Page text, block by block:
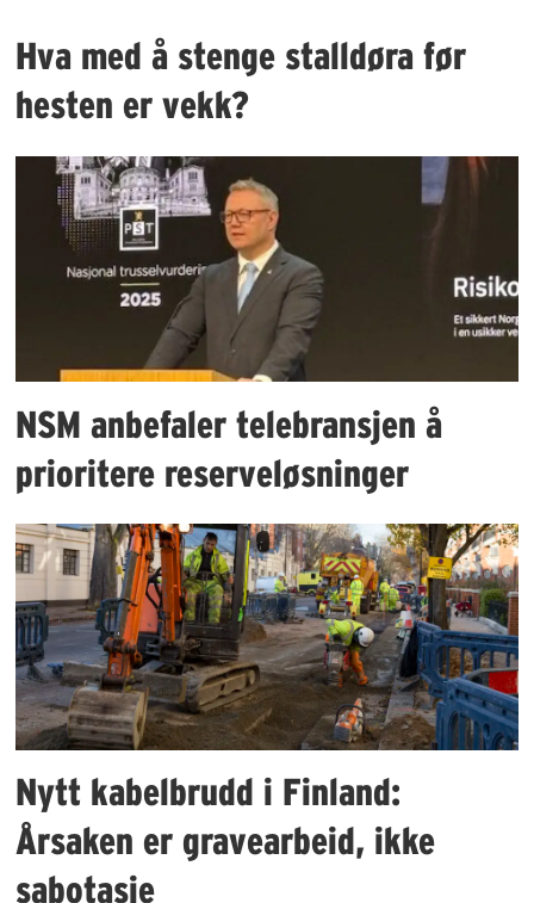
Hva med å stenge stalldøra før
hesten er vekk?
NSM anbefaler telebransjen å
prioritere reserveløsninger
Nytt kabelbrudd i Finland:
Årsaken er gravearbeid, ikke
sabotasje